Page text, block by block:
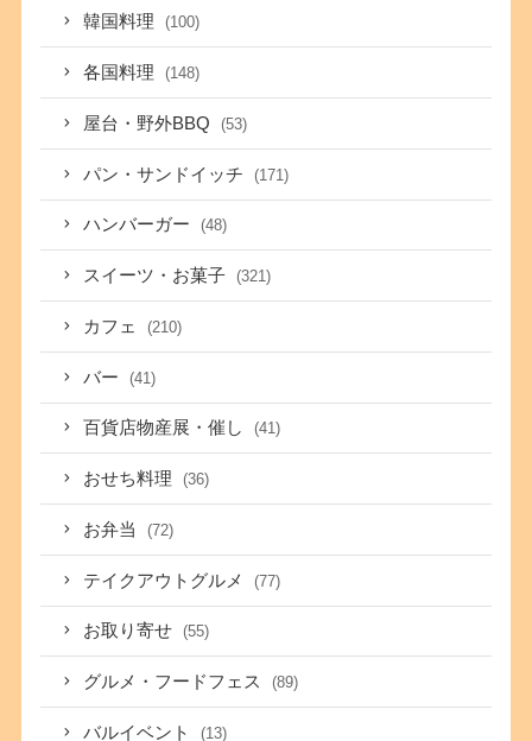
韓国料理 (100)
各国料理 (148)
屋台・野外BBQ (53)
パン・サンドイッチ (171)
ハンバーガー (48)
スイーツ・お菓子 (321)
カフェ (210)
バー (41)
百貨店物産展・催し (41)
おせち料理 (36)
お弁当 (72)
テイクアウトグルメ (77)
お取り寄せ (55)
グルメ・フードフェス (89)
バルイベント (13)